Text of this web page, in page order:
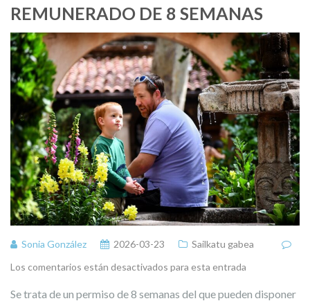
REMUNERADO DE 8 SEMANAS
Sonia González 2026-03-23
Sailkatu gabea
Los comentarios están desactivados para esta entrada
Se trata de un permiso de 8 semanas del que pueden disponer